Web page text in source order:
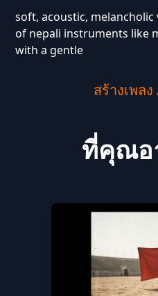
soft, acoustic,
of nepali instruments like
with a gentle
สร้างเพล
ที่คุณอ